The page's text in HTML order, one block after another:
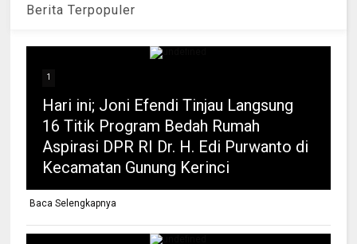
Berita Terpopuler
1
Hari ini; Joni Efendi Tinjau Langsung
16 Titik Program Bedah Rumah
Aspirasi DPR RI Dr. H. Edi Purwanto di
Kecamatan Gunung Kerinci
Baca Selengkapnya